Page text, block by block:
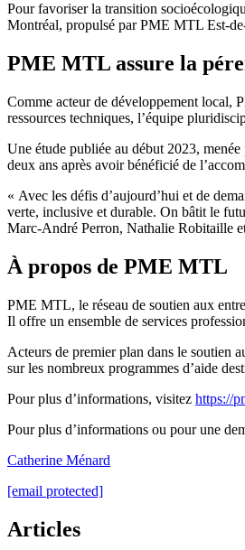
Pour favoriser la transition
Montréal, propulsé par PME MTL Est-
PME MTL assure la
Comme acteur de développement local,
ressources techniques, l’équipe
Une étude publiée au début 2023,
deux ans après avoir bénéficié de
« Avec les défis d’aujourd’hui et de
verte, inclusive et durable. On bâtit le
Marc-André Perron, Nathalie Robitaille
À propos de PME MTL
PME MTL, le réseau de soutien aux
Il offre un ensemble de services
Acteurs de premier plan dans le soutien
sur les nombreux programmes d’aide
Pour plus d’informations, visitez https://
Pour plus d’informations ou pour une
Catherine Ménard
[email protected]
Articles